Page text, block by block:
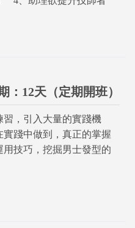
：12天（定期開班）
，引入大量的實踐機
踐中做到，真正的掌握
技巧，挖掘男士發型的